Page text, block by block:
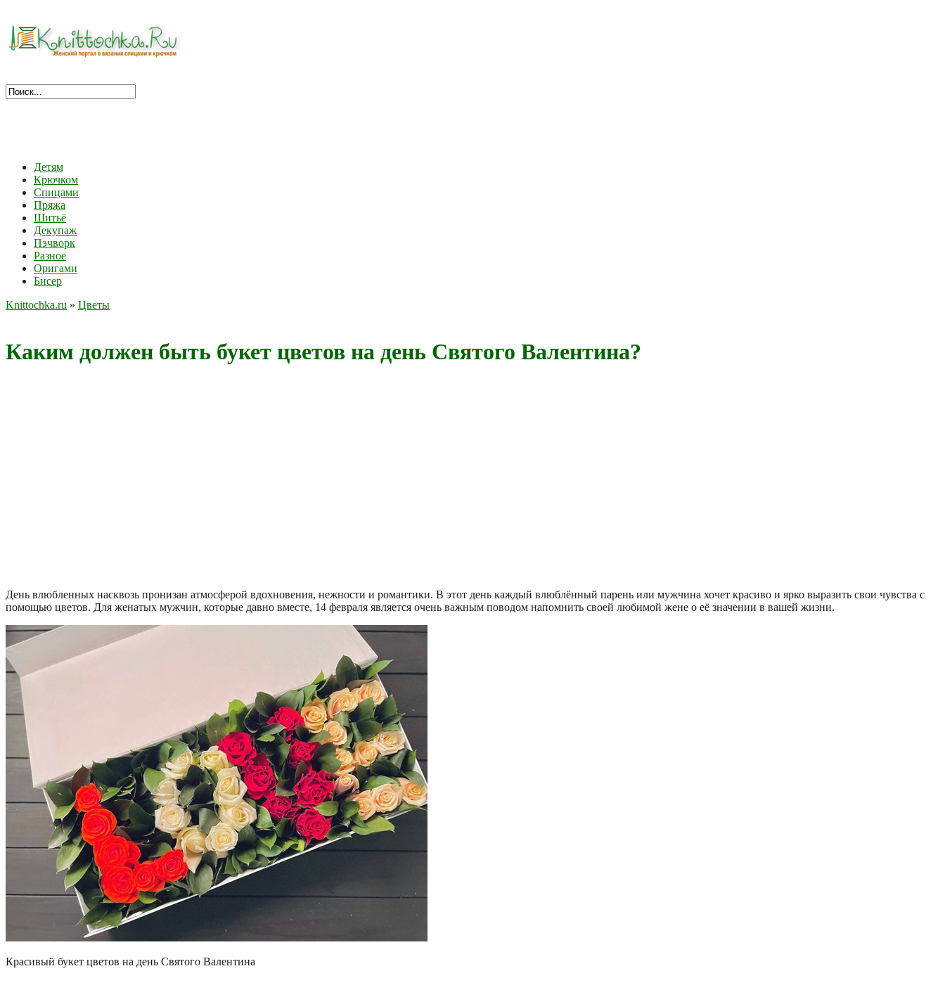
Детям
Крючком
Спицами
Пряжа
Шитьё
Декупаж
Пэчворк
Разное
Оригами
Бисер
Knittochka.ru » Цветы
Каким должен быть букет цветов на день Святого Валентина?
День влюбленных насквозь пронизан атмосферой вдохновения, нежности и романтики. В этот день каждый влюблённый парень или мужчина хочет красиво и ярко выразить свои чувства с
помощью цветов. Для женатых мужчин, которые давно вместе, 14 февраля является очень важным поводом напомнить своей любимой жене о её значении в вашей жизни.
Красивый букет цветов на день Святого Валентина